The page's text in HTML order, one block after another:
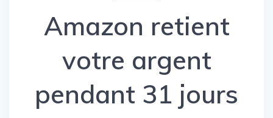
Amazon retient
votre argent
pendant 31 jours